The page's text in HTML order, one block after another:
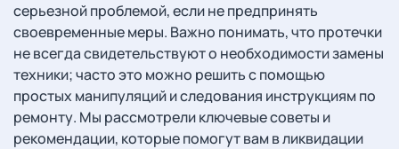
серьезной проблемой, если не предпринять
своевременные меры. Важно понимать, что протечки
не всегда свидетельствуют о необходимости замены
техники; часто это можно решить с помощью
простых манипуляций и следования инструкциям по
ремонту. Мы рассмотрели ключевые советы и
рекомендации, которые помогут вам в ликвидации